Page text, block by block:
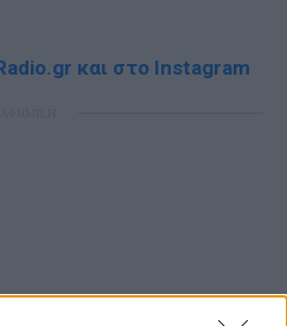
και στο Instagram